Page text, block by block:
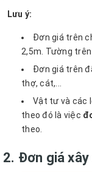
Lưu ý:
Đơn giá trên
2,5m. Tường
Đơn giá trên
thợ, cát,...
Vật tư và các
theo đó là việc
theo.
2. Đơn giá